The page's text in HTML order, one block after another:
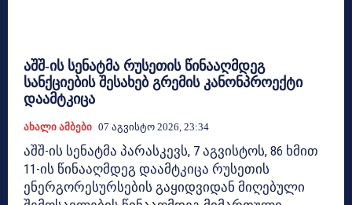
აშშ-ის სენატმა რუსეთის წინააღმდეგ
სანქციების შესახებ გრემის კანონპროექტი
დაამტკიცა
Ახალი Ამბები 07 Აგვისტო 2026, 23:34
აშშ-ის სენატმა პარასკევს, 7 აგვისტოს, 86 ხმით
11-ის წინააღმდეგ დაამტკიცა რუსეთის
ენერგორესურსების გაყიდვიდან მიღებული